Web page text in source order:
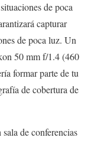
de poca
capturar
de poca luz. Un
50 mm f/1.4 (460
formar parte de tu
de cobertura de
de conferencias